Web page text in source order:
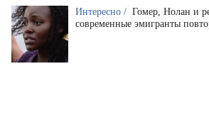
Интересно / Гомер, Нолан и
современные эмигранты